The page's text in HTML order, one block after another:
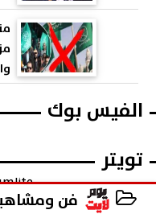
الفيس بوك
تويتر
فن